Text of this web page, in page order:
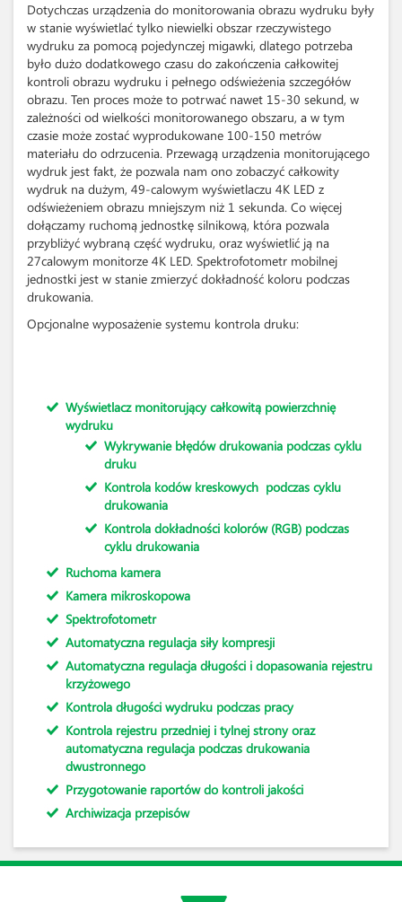
Dotychczas urządzenia do monitorowania obrazu wydruku były
w stanie wyświetlać tylko niewielki obszar rzeczywistego
wydruku za pomocą pojedynczej migawki, dlatego potrzeba
było dużo dodatkowego czasu do zakończenia całkowitej
kontroli obrazu wydruku i pełnego odświeżenia szczegółów
obrazu. Ten proces może to potrwać nawet 15-30 sekund, w
zależności od wielkości monitorowanego obszaru, a w tym
czasie może zostać wyprodukowane 100-150 metrów
materiału do odrzucenia. Przewagą urządzenia monitorującego
wydruk jest fakt, że pozwala nam ono zobaczyć całkowity
wydruk na dużym, 49-calowym wyświetlaczu 4K LED z
odświeżeniem obrazu mniejszym niż 1 sekunda. Co więcej
dołączamy ruchomą jednostkę silnikową, która pozwala
przybliżyć wybraną część wydruku, oraz wyświetlić ją na
27calowym monitorze 4K LED. Spektrofotometr mobilnej
jednostki jest w stanie zmierzyć dokładność koloru podczas
drukowania.
Opcjonalne wyposażenie systemu kontrola druku:
Wyświetlacz monitorujący całkowitą powierzchnię
wydruku
Wykrywanie błędów drukowania podczas cyklu
druku
Kontrola kodów kreskowych podczas cyklu
drukowania
Kontrola dokładności kolorów (RGB) podczas
cyklu drukowania
Ruchoma kamera
Kamera mikroskopowa
Spektrofotometr
Automatyczna regulacja siły kompresji
Automatyczna regulacja długości i dopasowania rejestru
krzyżowego
Kontrola długości wydruku podczas pracy
Kontrola rejestru przedniej i tylnej strony oraz
automatyczna regulacja podczas drukowania
dwustronnego
Przygotowanie raportów do kontroli jakości
Archiwizacja przepisów